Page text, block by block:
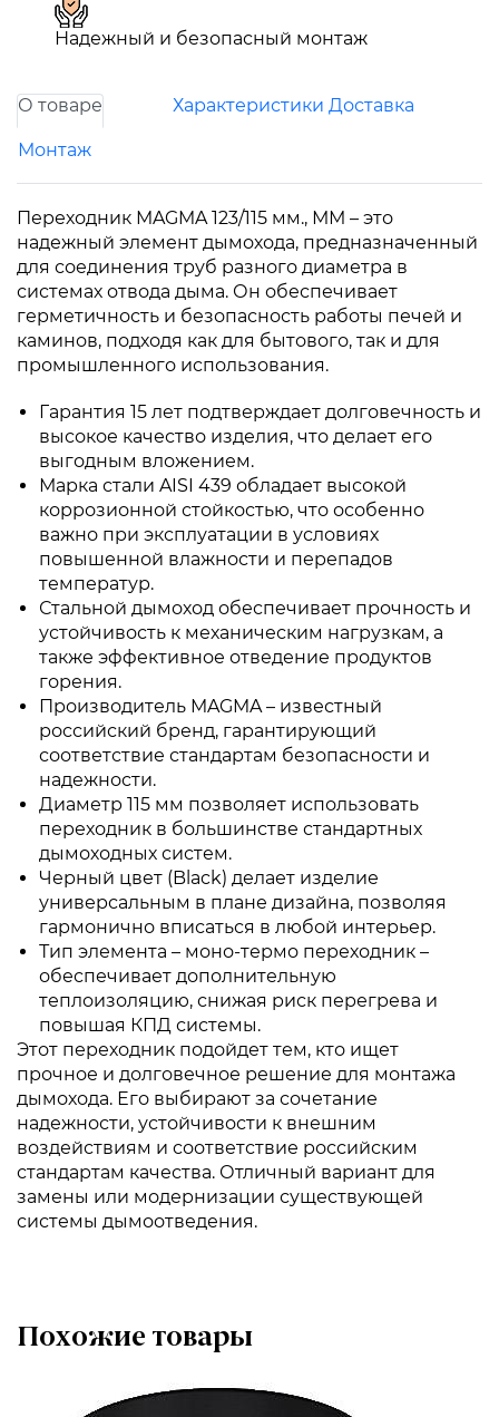
Надежный и безопасный монтаж
О товаре Характеристики Доставка
Монтаж
Переходник MAGMA 123/115 мм., ММ – это
надежный элемент дымохода, предназначенный
для соединения труб разного диаметра в
системах отвода дыма. Он обеспечивает
герметичность и безопасность работы печей и
каминов, подходя как для бытового, так и для
промышленного использования.
Гарантия 15 лет подтверждает долговечность и
высокое качество изделия, что делает его
выгодным вложением.
Марка стали AISI 439 обладает высокой
коррозионной стойкостью, что особенно
важно при эксплуатации в условиях
повышенной влажности и перепадов
температур.
Стальной дымоход обеспечивает прочность и
устойчивость к механическим нагрузкам, а
также эффективное отведение продуктов
горения.
Производитель MAGMA – известный
российский бренд, гарантирующий
соответствие стандартам безопасности и
надежности.
Диаметр 115 мм позволяет использовать
переходник в большинстве стандартных
дымоходных систем.
Черный цвет (Black) делает изделие
универсальным в плане дизайна, позволяя
гармонично вписаться в любой интерьер.
Тип элемента – моно-термо переходник –
обеспечивает дополнительную
теплоизоляцию, снижая риск перегрева и
повышая КПД системы.
Этот переходник подойдет тем, кто ищет
прочное и долговечное решение для монтажа
дымохода. Его выбирают за сочетание
надежности, устойчивости к внешним
воздействиям и соответствие российским
стандартам качества. Отличный вариант для
замены или модернизации существующей
системы дымоотведения.
Похожие товары